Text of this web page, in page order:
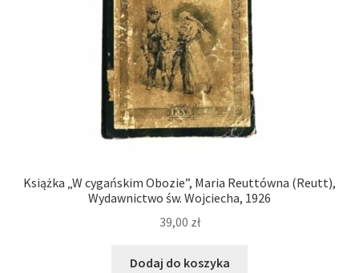
Książka „W cygańskim Obozie”, Maria Reuttówna (Reutt),
Wydawnictwo św. Wojciecha, 1926
39,00 zł
Dodaj do koszyka